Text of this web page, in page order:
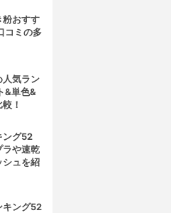
粉おすす
コミの多
人気ラン
&単色&
！
ング52
ラや速乾
シュを紹
キング52